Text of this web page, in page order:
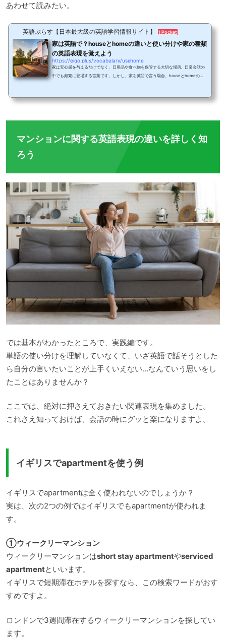
あわせて読みたい。
英語ぷらす【日本最大級の英語学習情報サイト】 1 Pocket
家は英語で？houseとhomeの違いと使い分けや家の種類
の英語表現を覚えよう
https://eigo.plus/vocabulary/usehome
家は安心感を与えるだけでなく、日用品や食べ物を保管する大切な場所。日常会話の
中でも頻繁に登場する言葉です。しかし、家を英語で言う場合、houseとhomeのど
今回は、家を表す英語houseとhomeの使い分け、家の種類の英語表現を例文ととも
マンションに関する英語表現の違いを詳しく知
ろう
では基本がわかったところで、実践編です。
単語の使い分けを理解していなくて、いざ英語で話そうとした
ら自分の言いたいことが上手くいえない…なんていう思いをし
たことはありませんか？
ここでは、絶対に押さえておきたい関連表現を集めました。
これさえ知っておけば、会話の時にグッと楽になりますよ。
イギリスでapartmentを使う例
イギリスでapartmentは全く使われないのでしょうか？
実は、次の2つの例ではイギリスでもapartmentが使われま
す。
①ウィークリーマンション
ウィークリーマンションはshort stay apartmentやserviced
apartmentといいます。
イギリスで短期滞在ホテルを探すなら、この検索ワードがおす
すめですよ。
ロンドンで3週間滞在するウィークリーマンションを探してい
ます。